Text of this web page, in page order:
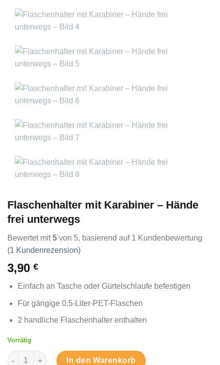
Flaschenhalter mit Karabiner – Hände
frei unterwegs
Bewertet mit5 von 5, basierend auf 1 Kundenbewertung
(1 Kundenrezension)
3,90 €
Einfach an Tasche oder Gürtelschlaufe befestigen
Für gängige 0,5-Liter-PET-Flaschen
2 handliche Flaschenhalter enthalten
Vorrätig
Flaschenhalter mit Karabiner – Hände frei unterwegs Menge
In den Warenkorb